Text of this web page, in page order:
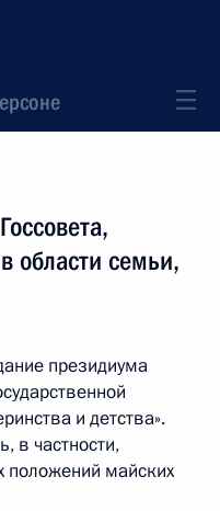
области семьи,
президиума
и детства».
в частности,
положений майских